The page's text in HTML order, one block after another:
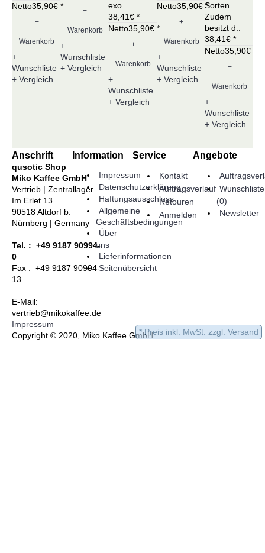
Netto35,90€ *
+
Warenkorb
+
Wunschliste
+ Vergleich
+
Warenkorb
+
Wunschliste
+ Vergleich
exo..
38,41€ *
Netto35,90€ *
+
Warenkorb
+
Wunschliste
+ Vergleich
Netto35,90€ *
+
Warenkorb
+
Wunschliste
+ Vergleich
Sorten.
Zudem
besitzt d..
38,41€ *
Netto35,90€ *
+
Warenkorb
+
Wunschliste
+ Vergleich
Anschrift
qusotic Shop
Miko Kaffee GmbH
Vertrieb | Zentrallager
Im Erlet 13
90518 Altdorf b.
Nürnberg | Germany
Tel. : +49 9187 90994-
0
Fax : +49 9187 90994-
13
E-Mail:
vertrieb@mikokaffee.de
Information
Impressum
Datenschutzerklärung
Haftungsausschluss
Allgemeine
Geschäftsbedingungen
Über
uns
Lieferinformationen
Seitenübersicht
Service
Kontakt
Auftragsverlauf
Retouren
Anmelden
Angebote
Wunschliste
(0)
Newsletter
Impressum
Copyright © 2020, Miko Kaffee GmbH* Preis inkl. MwSt. zzgl. Versand